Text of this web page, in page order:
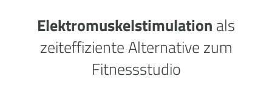
Elektromuskelstimulation als
zeiteffiziente Alternative zum
Fitnessstudio